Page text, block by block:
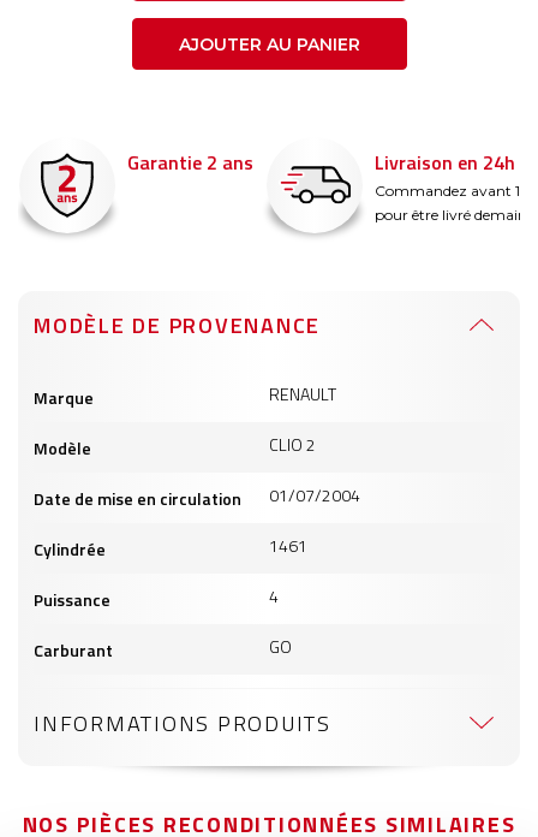
AJOUTER AU PANIER
Garantie 2 ans Livraison en 24h
Commandez avant 14h
pour être livré demain !
MODÈLE DE PROVENANCE
produits
Marque RENAULT
Modèle CLIO 2
Date de mise en circulation 01/07/2004
Cylindrée 1461
Puissance 4
Carburant GO
INFORMATIONS PRODUITS
NOS PIÈCES RECONDITIONNÉES SIMILAIRES